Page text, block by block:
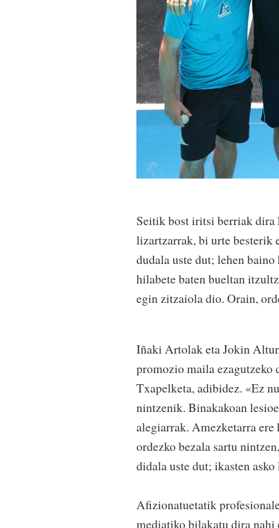
Seitik bost iritsi berriak dira
lizartzarrak, bi urte besterik
dudala uste dut; lehen
hilabete baten bueltan
egin zitzaiola dio. Orain,
Iñaki Artolak eta Jokin
promozio maila ezagutzeko
Txapelketa, adibidez. «Ez
nintzenik. Binakakoan
alegiarrak. Amezketarra
ordezko bezala sartu
didala uste dut; ikasten
Afizionatuetatik
mediatiko bilakatu dira nahi